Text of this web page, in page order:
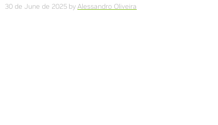
30 de June de 2025 by Alessandro Oliveira